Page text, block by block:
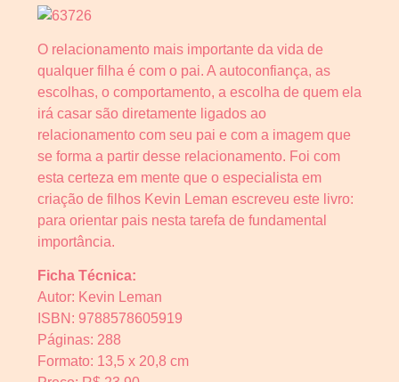
O relacionamento mais importante da vida de
qualquer filha é com o pai. A autoconfiança, as
escolhas, o comportamento, a escolha de quem ela
irá casar são diretamente ligados ao
relacionamento com seu pai e com a imagem que
se forma a partir desse relacionamento. Foi com
esta certeza em mente que o especialista em
criação de filhos Kevin Leman escreveu este livro:
para orientar pais nesta tarefa de fundamental
importância.
Ficha Técnica:
Autor: Kevin Leman
ISBN: 9788578605919
Páginas: 288
Formato: 13,5 x 20,8 cm